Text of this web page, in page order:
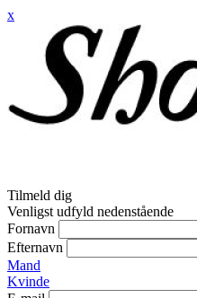
x
Tilmeld dig
Venligst udfyld nedenstående
Fornavn
Efternavn
Mand
Kvinde